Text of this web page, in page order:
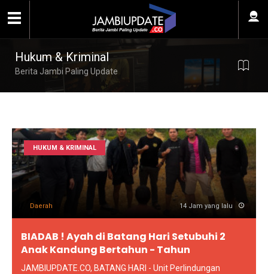
Hukum & Kriminal
Berita Jambi Paling Update
HUKUM & KRIMINAL
Daerah 14 Jam yang lalu
BIADAB ! Ayah di Batang Hari Setubuhi 2
Anak Kandung Bertahun - Tahun
JAMBIUPDATE.CO, BATANG HARI - Unit Perlindungan